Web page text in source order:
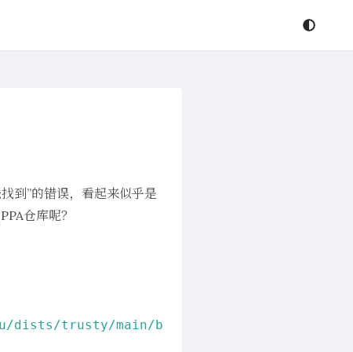
到”的错误，看起来似乎是
仓库呢？
/dists/trusty/main/binary